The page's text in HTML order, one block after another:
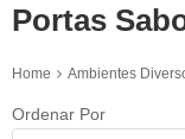
Portas
Home Ambientes
Ordenar Por